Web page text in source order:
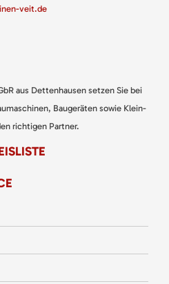
veit.de
aus Dettenhausen setzen Sie bei
Baugeräten sowie Klein-
richtigen Partner.